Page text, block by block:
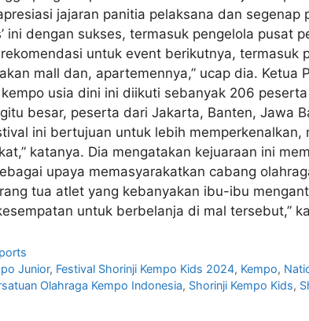
jajaran panitia pelaksana dan
ini dengan sukses, termasuk pengelola pusat
untuk event berikutnya,
mall dan, apartemennya,” ucap dia. Ketua
usia dini ini diikuti sebanyak 206
besar, peserta dari Jakarta, Banten, Jawa
ini bertujuan untuk lebih
katanya. Dia mengatakan kejuaraan ini
upaya memasyarakatkan cabang
tua atlet yang kebanyakan ibu-ibu
untuk berbelanja di mal tersebut,”
Junior, Festival Shorinji Kempo Kids 2024, Kempo,
Olahraga Kempo Indonesia, Shorinji Kempo Kids,